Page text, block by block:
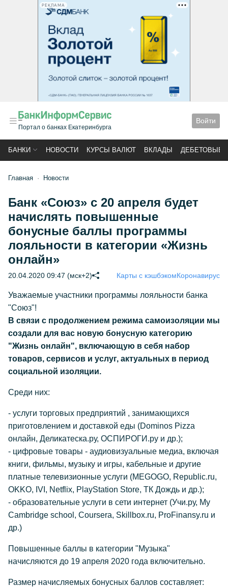
РЕКЛАМА
Портал о банках Екатеринбурга
Войти
БАНКИ НОВОСТИ КУРСЫ ВАЛЮТ ВКЛАДЫ ДЕБЕТОВЫЕ
Главная Новости
Банк «Союз» с 20 апреля будет
начислять повышенные
бонусные баллы программы
лояльности в категории «Жизнь
онлайн»
20.04.2020 09:47 (мск+2) Карты с кэшбэкомКоронавирус
Уважаемые участники программы лояльности банка
"Союз"!
В связи с продолжением режима самоизоляции мы
создали для вас новую бонусную категорию
"Жизнь онлайн", включающую в себя набор
товаров, сервисов и услуг, актуальных в период
социальной изоляции.
Среди них:
- услуги торговых предприятий , занимающихся
приготовлением и доставкой еды (Dominos Pizza
онлайн, Деликатеска.ру, ОСПИРОГИ.ру и др.);
- цифровые товары - аудиовизуальные медиа, включая
книги, фильмы, музыку и игры, кабельные и другие
платные телевизионные услуги (MEGOGO, Republic.ru,
OKKO, IVI, Netflix, PlayStation Store, ТК Дождь и др.);
- образовательные услуги в сети интернет (Учи.ру, My
Cambridge school, Coursera, Skillbox.ru, ProFinansy.ru и
др.)
Повышенные баллы в категории "Музыка"
начисляются до 19 апреля 2020 года включительно.
Размер начисляемых бонусных баллов составляет: